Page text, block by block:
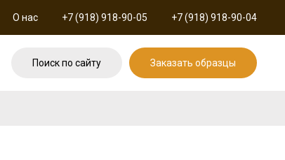
О нас +7 (918) 918-90-05 +7 (918) 918-90-04
Поиск по сайту Заказать образцы